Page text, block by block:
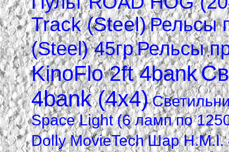
Track (Steel)Рельсы
(Steel) 45грРельсы
KinoFlo 2ft 4bank
4bank (4х4)
Space Light (6 ламп по
Dolly MovieTech Шар H.M.I.